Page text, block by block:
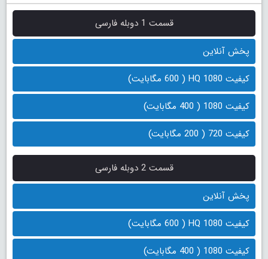
قسمت 1 دوبله فارسی
پخش آنلاین
کیفیت 1080 HQ ( 600 مگابایت)
کیفیت 1080 ( 400 مگابایت)
کیفیت 720 ( 200 مگابایت)
قسمت 2 دوبله فارسی
پخش آنلاین
کیفیت 1080 HQ ( 600 مگابایت)
کیفیت 1080 ( 400 مگابایت)